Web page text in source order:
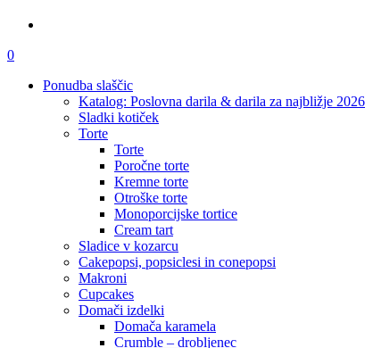
išči
account
0
Ponudba slaščic
Katalog: Poslovna darila & darila za najbližje 2026
Sladki kotiček
Torte
Torte
Poročne torte
Kremne torte
Otroške torte
Monoporcijske tortice
Cream tart
Sladice v kozarcu
Cakepopsi, popsiclesi in conepopsi
Makroni
Cupcakes
Domači izdelki
Domača karamela
Crumble – drobljenec